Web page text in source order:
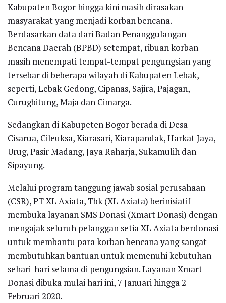
Kabupaten Bogor hingga kini masih dirasakan
masyarakat yang menjadi korban bencana.
Berdasarkan data dari Badan Penanggulangan
Bencana Daerah (BPBD) setempat, ribuan korban
masih menempati tempat-tempat pengungsian yang
tersebar di beberapa wilayah di Kabupaten Lebak,
seperti, Lebak Gedong, Cipanas, Sajira, Pajagan,
Curugbitung, Maja dan Cimarga.
Sedangkan di Kabupeten Bogor berada di Desa
Cisarua, Cileuksa, Kiarasari, Kiarapandak, Harkat Jaya,
Urug, Pasir Madang, Jaya Raharja, Sukamulih dan
Sipayung.
Melalui program tanggung jawab sosial perusahaan
(CSR), PT XL Axiata, Tbk (XL Axiata) berinisiatif
membuka layanan SMS Donasi (Xmart Donasi) dengan
mengajak seluruh pelanggan setia XL Axiata berdonasi
untuk membantu para korban bencana yang sangat
membutuhkan bantuan untuk memenuhi kebutuhan
sehari-hari selama di pengungsian. Layanan Xmart
Donasi dibuka mulai hari ini, 7 Januari hingga 2
Februari 2020.